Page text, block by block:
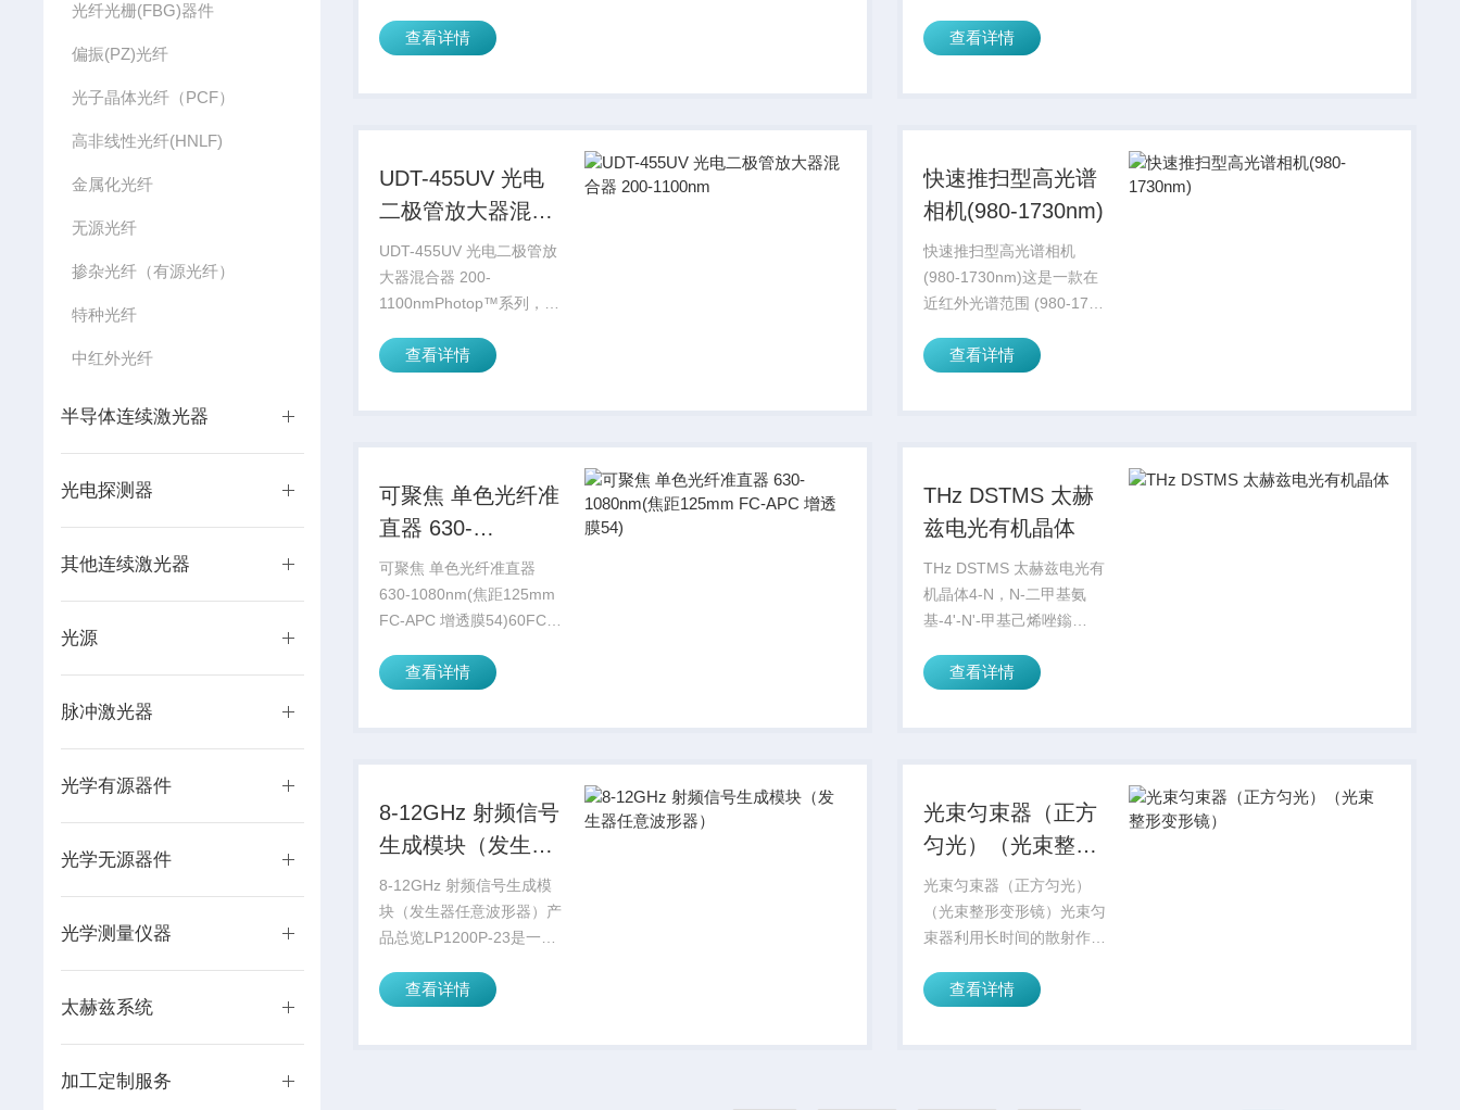
光纤光栅(FBG)器件
偏振(PZ)光纤
光子晶体光纤（PCF）
高非线性光纤(HNLF)
金属化光纤
无源光纤
掺杂光纤（有源光纤）
特种光纤
中红外光纤
半导体连续激光器
光电探测器
其他连续激光器
光源
脉冲激光器
光学有源器件
光学无源器件
光学测量仪器
太赫兹系统
加工定制服务
作，可用于收集可见光和近
1000 nm) 的光谱数据，经
查看详情
光谱范围。
查看详情
UDT-455UV 光电
二极管放大器混合
器 200-1100nm
UDT-455UV 光电二极管放
大器混合器 200-
1100nmPhotop™系列，将
合在同一封装中。
谱范围为350nm...
查看详情
快速推扫型高光谱
相机(980-1730nm)
快速推扫型高光谱相机
(980-1730nm)这是一款在
近红外光谱范围 (980-1730
光谱相机，能够识别传送带
眼难以分辨的高速移动物
查看详情
可聚焦 单色光纤准
直器 630-
1080nm(焦距
125mm FC-APC
增透膜54)
可聚焦 单色光纤准直器
630-1080nm(焦距125mm
FC-APC 增透膜54)60FC-T
射光纤电缆的辐射而设计
们也可以在反向模式下用作
查看详情
THz DSTMS 太赫
兹电光有机晶体
THz DSTMS 太赫兹电光有
机晶体4-N，N-二甲基氨
基-4'-N'-甲基己烯唑鎓
dimethylamino-4’-N’-
查看详情
8-12GHz 射频信号
生成模块（发生器
任意波形器）
8-12GHz 射频信号生成模
块（发生器任意波形器）产
品总览LP1200P-23是一款
带为8-12GHz。它具有频率
功能。它具有频带宽、相位
查看详情
光束匀束器（正方
匀光）（光束整形
变形镜）
光束匀束器（正方匀光）
（光束整形变形镜）光束匀
束器利用长时间的散射作用
个特定形状的均匀强度分布
长，都可以实现想要的光斑
查看详情